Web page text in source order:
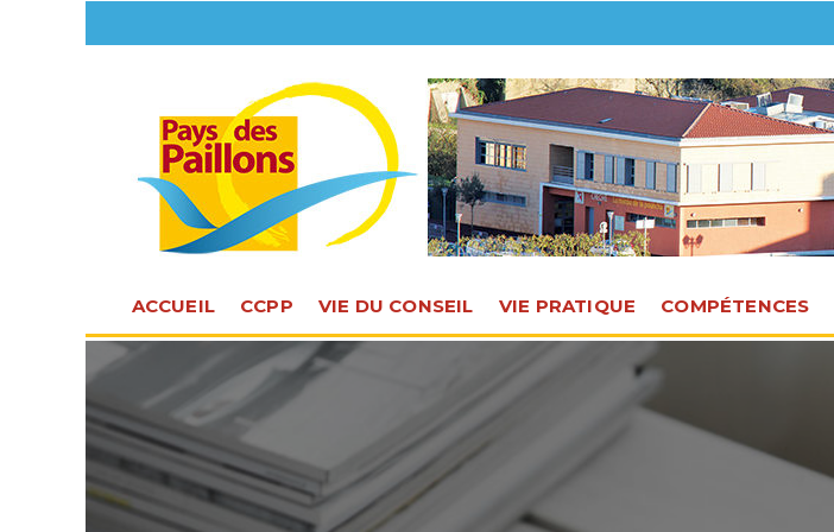
ACCUEIL CCPP VIE DU CONSEIL VIE PRATIQUE COMPÉTENCES